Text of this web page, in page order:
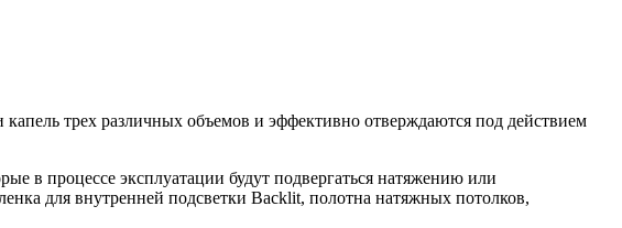
трех различных объемов и эффективно отверждаются под действием
в процессе эксплуатации будут подвергаться натяжению или
для внутренней подсветки Backlit, полотна натяжных потолков,